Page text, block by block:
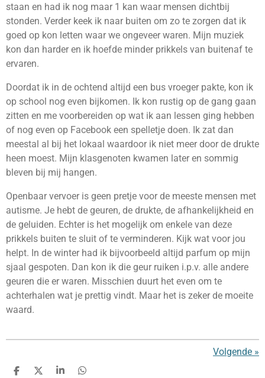
staan en had ik nog maar 1 kan waar mensen dichtbij
stonden. Verder keek ik naar buiten om zo te zorgen dat ik
goed op kon letten waar we ongeveer waren. Mijn muziek
kon dan harder en ik hoefde minder prikkels van buitenaf te
ervaren.
Doordat ik in de ochtend altijd een bus vroeger pakte, kon ik
op school nog even bijkomen. Ik kon rustig op de gang gaan
zitten en me voorbereiden op wat ik aan lessen ging hebben
of nog even op Facebook een spelletje doen. Ik zat dan
meestal al bij het lokaal waardoor ik niet meer door de drukte
heen moest. Mijn klasgenoten kwamen later en sommig
bleven bij mij hangen.
Openbaar vervoer is geen pretje voor de meeste mensen met
autisme. Je hebt de geuren, de drukte, de afhankelijkheid en
de geluiden. Echter is het mogelijk om enkele van deze
prikkels buiten te sluit of te verminderen. Kijk wat voor jou
helpt. In de winter had ik bijvoorbeeld altijd parfum op mijn
sjaal gespoten. Dan kon ik die geur ruiken i.p.v. alle andere
geuren die er waren. Misschien duurt het even om te
achterhalen wat je prettig vindt. Maar het is zeker de moeite
waard.
Volgende »
D
D
S
D